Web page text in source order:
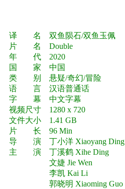
译 名 双鱼陨石/双鱼玉佩
片 名 Double
年 代 2020
国 家 中国
类 别 悬疑/奇幻/冒险
语 言 汉语普通话
字 幕 中文字幕
视频尺寸 1280 x 720
文件大小 1.41 GB
片 长 96 Min
导 演 丁小洋 Xiaoyang Ding
主 演 丁溪鹤 Xihe Ding
文婕 Jie Wen
李凯 Kai Li
郭晓明 Xiaoming Guo